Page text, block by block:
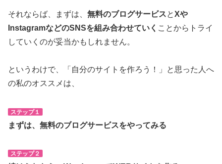
それならば、まずは、 無料のブログサービスとXや
InstagramなどのSNSを組み合わせていく ことからトライ
していくのが妥当かもしれません。
というわけで、「自分のサイトを作ろう！」と思った人へ
の私のオススメは、
ステップ１
まずは、無料のブログサービスをやってみる
ステップ２